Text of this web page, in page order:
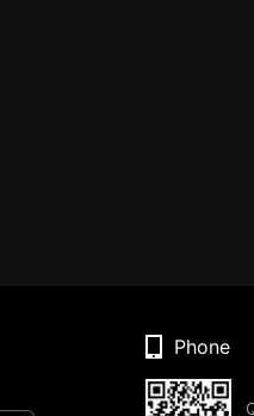
Phone